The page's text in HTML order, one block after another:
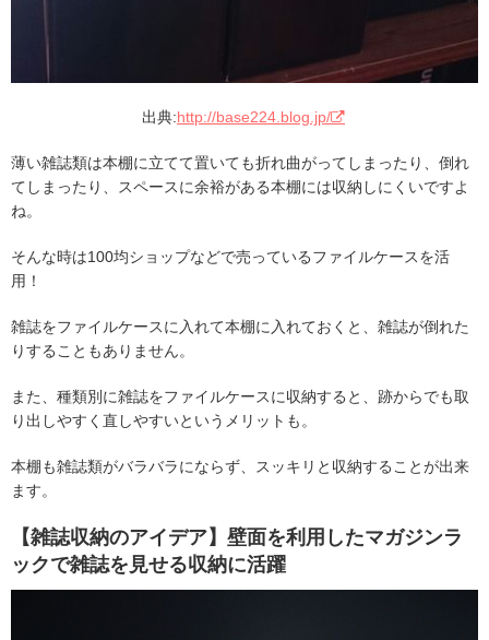
出典:http://base224.blog.jp/
薄い雑誌類は本棚に立てて置いても折れ曲がってしまったり、倒れ
てしまったり、スペースに余裕がある本棚には収納しにくいですよ
ね。
そんな時は100均ショップなどで売っているファイルケースを活
用！
雑誌をファイルケースに入れて本棚に入れておくと、雑誌が倒れた
りすることもありません。
また、種類別に雑誌をファイルケースに収納すると、跡からでも取
り出しやすく直しやすいというメリットも。
本棚も雑誌類がバラバラにならず、スッキリと収納することが出来
ます。
【雑誌収納のアイデア】壁面を利用したマガジンラ
ックで雑誌を見せる収納に活躍